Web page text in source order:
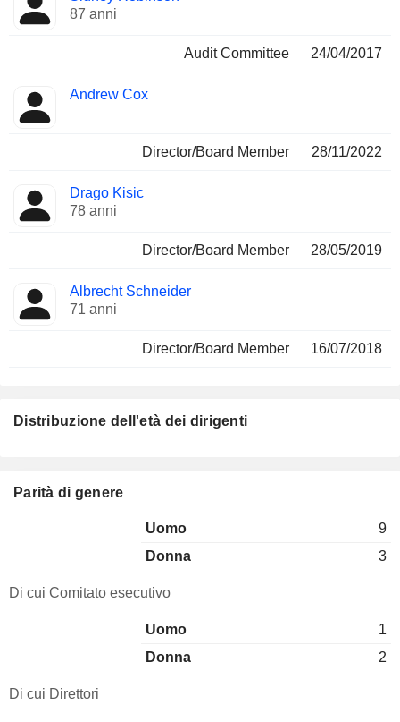
87 anni
Audit Committee 24/04/2017
Andrew Cox
Director/Board Member 28/11/2022
Drago Kisic
78 anni
Director/Board Member 28/05/2019
Albrecht Schneider
71 anni
Director/Board Member 16/07/2018
Distribuzione dell'età dei dirigenti
Parità di genere
Uomo
9
Donna
3
Di cui Comitato esecutivo
Uomo
1
Donna
2
Di cui Direttori